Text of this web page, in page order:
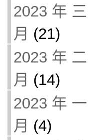
2023 年 三
月 (21)
2023 年 二
月 (14)
2023 年 一
月 (4)